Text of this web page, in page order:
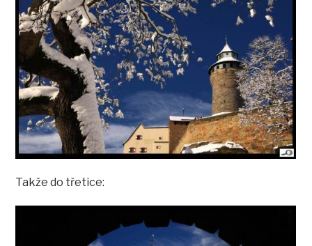
Takže do třetice: